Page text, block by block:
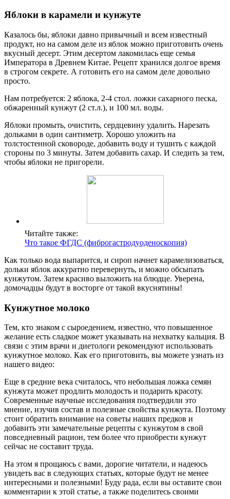
Яблоки в карамели и кунжуте
Казалось бы, яблоки давно привычный и всем известный
продукт, но на самом деле из яблок можно приготовить очень
вкусный десерт. Этим десертом лакомилась еще семья
Императора в Древнем Китае. Рецепт хранился долгое время
в строгом секрете. А готовить его на самом деле довольно
просто.
Нам потребуется: 2 яблока, 2-4 стол. ложки сахарного песка,
обжаренный кунжут (2 ст.л.), и 100 мл. воды.
Яблоки промыть, очистить, сердцевину удалить. Нарезать
дольками в один сантиметр. Хорошо уложить на
толстостенной сковороде, добавить воду и тушить с каждой
стороны по 3 минуты. Затем добавить сахар. И следить за тем,
чтобы яблоки не пригорели.
Читайте также:
Что такое ФГДС (фиброгастродуоденоскопия)
Как только вода выпарится, и сироп начнет карамелизоваться,
дольки яблок аккуратно перевернуть, и можно обсыпать
кунжутом. Затем красиво выложить на блюдце. Уверена,
домочадцы будут в восторге от такой вкуснятины!
Кунжутное молоко
Тем, кто знаком с сыроедением, известно, что повышенное
желание есть сладкое может указывать на нехватку кальция. В
связи с этим врачи и диетологи рекомендуют использовать
кунжутное молоко. Как его приготовить, вы можете узнать из
нашего видео:
Еще в средние века считалось, что небольшая ложка семян
кунжута может продлить молодость и подарить красоту.
Современные научные исследования подтвердили это
мнение, изучив состав и полезные свойства кунжута. Поэтому
стоит обратить внимание на советы наших предков и
добавить эти замечательные рецепты с кунжутом в свой
повседневный рацион, тем более что приобрести кунжут
сейчас не составит труда.
На этом я прощаюсь с вами, дорогие читатели, и надеюсь
увидеть вас в следующих статьях, которые будут не менее
интересными и полезными! Буду рада, если вы оставите свои
комментарии к этой статье, а также поделитесь своими